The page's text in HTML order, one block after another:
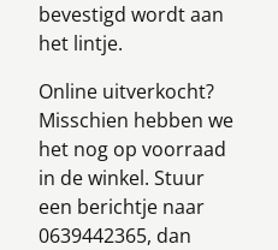
bevestigd wordt aan
het lintje.
Online uitverkocht?
Misschien hebben we
het nog op voorraad
in de winkel. Stuur
een berichtje naar
0639442365, dan